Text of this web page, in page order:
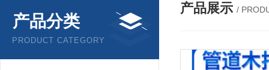
产品分类
PRODUCT CATEGORY
产品展示 /